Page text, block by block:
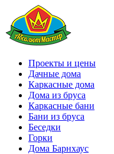
Проекты и цены
Дачные дома
Каркасные дома
Дома из бруса
Каркасные бани
Бани из бруса
Беседки
Горки
Дома Барнхаус